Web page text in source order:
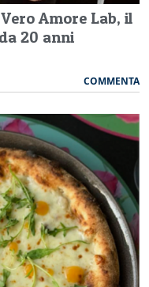
Amore Lab, il
20 anni
COMMENTA